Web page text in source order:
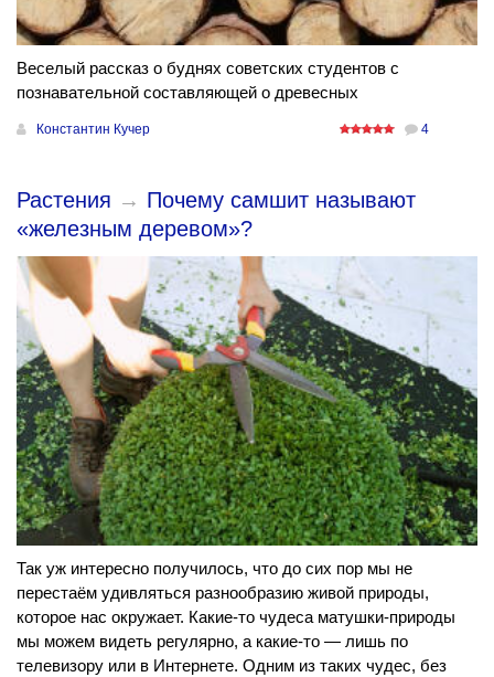
Веселый рассказ о буднях советских студентов с
познавательной составляющей о древесных
Константин Кучер 4
Растения → Почему самшит называют
«железным деревом»?
Так уж интересно получилось, что до сих пор мы не
перестаём удивляться разнообразию живой природы,
которое нас окружает. Какие-то чудеса матушки-природы
мы можем видеть регулярно, а какие-то — лишь по
телевизору или в Интернете. Одним из таких чудес, без